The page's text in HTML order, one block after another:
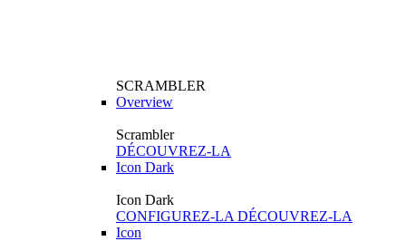
SCRAMBLER
Overview
Scrambler
DÉCOUVREZ-LA
Icon Dark
Icon Dark
CONFIGUREZ-LA DÉCOUVREZ-LA
Icon